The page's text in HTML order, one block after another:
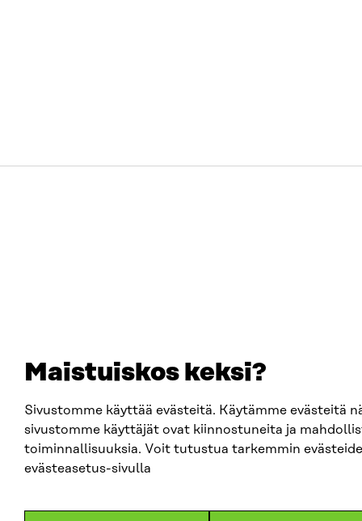
Maistuiskos keksi?
Sivustomme käyttää evästeitä. Käytämme evästeitä
sivustomme käyttäjät ovat kiinnostuneita ja
toiminnallisuuksia. Voit tutustua tarkemmin
evästeasetus-sivulla